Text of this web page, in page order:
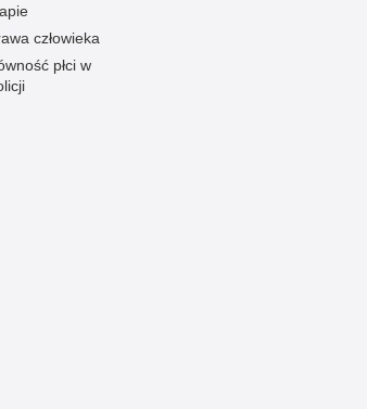
człowieka
płci w